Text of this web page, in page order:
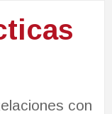
con